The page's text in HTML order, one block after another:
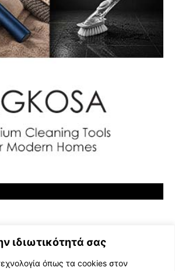
ιδιωτικότητά σας
όπως τα cookies στον